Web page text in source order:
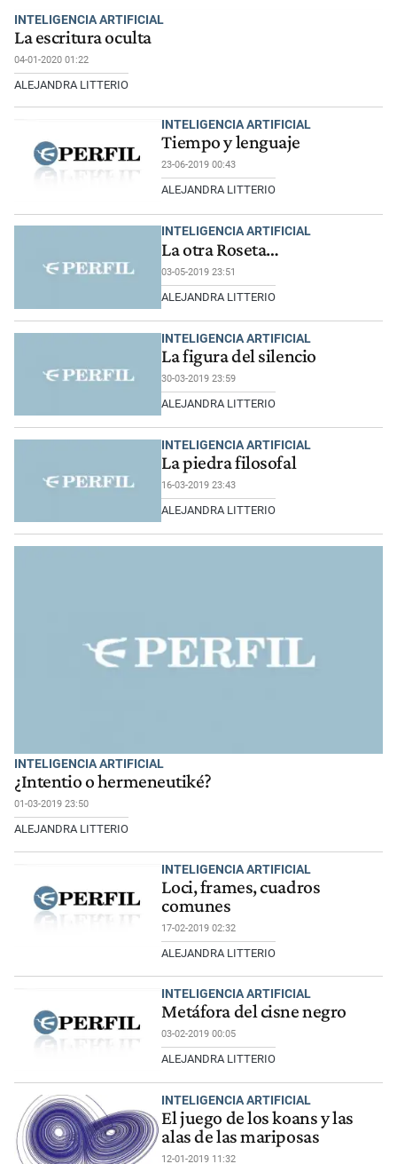
INTELIGENCIA ARTIFICIAL
La escritura oculta
04-01-2020 01:22
ALEJANDRA LITTERIO
INTELIGENCIA ARTIFICIAL
Tiempo y lenguaje
23-06-2019 00:43
ALEJANDRA LITTERIO
INTELIGENCIA ARTIFICIAL
La otra Roseta…
03-05-2019 23:51
ALEJANDRA LITTERIO
INTELIGENCIA ARTIFICIAL
La figura del silencio
30-03-2019 23:59
ALEJANDRA LITTERIO
INTELIGENCIA ARTIFICIAL
La piedra filosofal
16-03-2019 23:43
ALEJANDRA LITTERIO
INTELIGENCIA ARTIFICIAL
¿Intentio o hermeneutiké?
01-03-2019 23:50
ALEJANDRA LITTERIO
INTELIGENCIA ARTIFICIAL
Loci, frames, cuadros
comunes
17-02-2019 02:32
ALEJANDRA LITTERIO
INTELIGENCIA ARTIFICIAL
Metáfora del cisne negro
03-02-2019 00:05
ALEJANDRA LITTERIO
INTELIGENCIA ARTIFICIAL
El juego de los koans y las
alas de las mariposas
12-01-2019 11:32